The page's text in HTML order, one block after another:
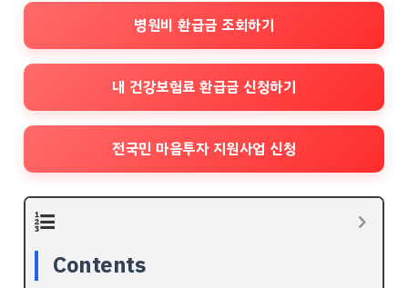
병원비 환급금 조회하기
내 건강보험료 환급금 신청하기
전국민 마음투자 지원사업 신청
Contents